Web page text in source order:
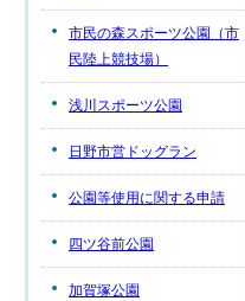
市民の森スポーツ公園（市
民陸上競技場）
浅川スポーツ公園
日野市営ドッグラン
公園等使用に関する申請
四ツ谷前公園
加賀塚公園